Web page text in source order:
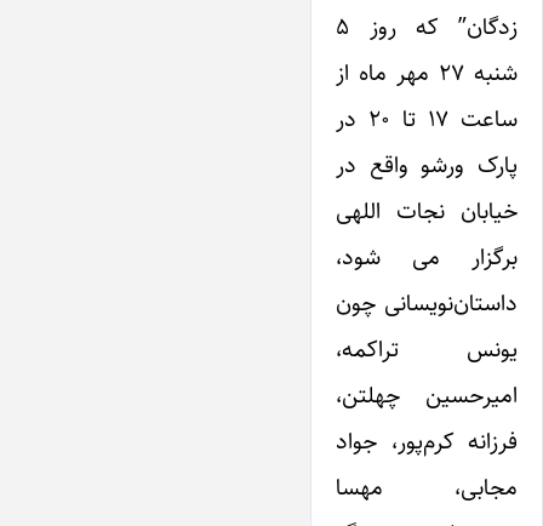
زدگان” که روز ۵
شنبه ۲۷ مهر ماه از
ساعت ۱۷ تا ۲۰ در
پارک ورشو واقع در
خیابان نجات اللهی
برگزار می شود،
داستان‌نویسانی چون
یونس تراکمه،
امیرحسین چهلتن،
فرزانه کرم‌پور، جواد
مجابی، مهسا